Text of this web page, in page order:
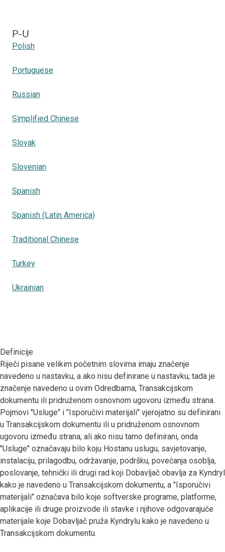
P-U
Polish
Portuguese
Russian
Simplified Chinese
Slovak
Slovenian
Spanish
Spanish (Latin America)
Traditional Chinese
Turkey
Ukrainian
Definicije
Riječi pisane velikim početnim slovima imaju značenje
navedeno u nastavku, a ako nisu definirane u nastavku, tada je
značenje navedeno u ovim Odredbama, Transakcijskom
dokumentu ili pridruženom osnovnom ugovoru između strana.
Pojmovi "Usluge" i "Isporučivi materijali" vjerojatno su definirani
u Transakcijskom dokumentu ili u pridruženom osnovnom
ugovoru između strana, ali ako nisu tamo definirani, onda
"Usluge" označavaju bilo koju Hostanu uslugu, savjetovanje,
instalaciju, prilagodbu, održavanje, podršku, povećanja osoblja,
poslovanje, tehnički ili drugi rad koji Dobavljač obavlja za Kyndryl
kako je navedeno u Transakcijskom dokumentu, a "Isporučivi
materijali" označava bilo koje softverske programe, platforme,
aplikacije ili druge proizvode ili stavke i njihove odgovarajuće
materijale koje Dobavljač pruža Kyndrylu kako je navedeno u
Transakcijskom dokumentu.